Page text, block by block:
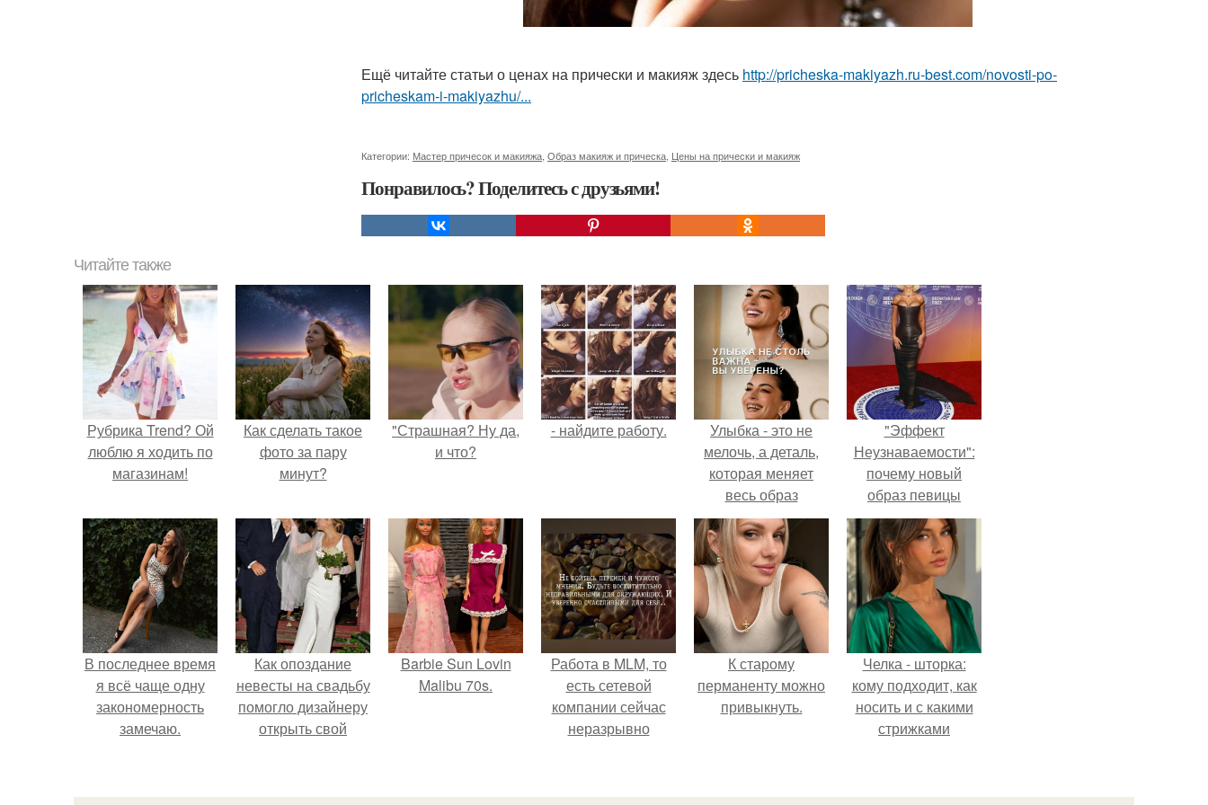
Ещё читайте статьи о ценах на прически и макияж здесь http://pricheska-makiyazh.ru-best.com/novosti-po-
pricheskam-i-makiyazhu/...
Категории: Мастер причесок и макияжа Образ макияж и прическа Цены на прически и макияж
Понравилось? Поделитесь с друзьями!
Читайте также
Рубрика Trend? Ой
люблю я ходить по
магазинам!
Как сделать такое
фото за пару
минут?
"Страшная? Ну да,
и что?
- найдите работу.
Улыбка - это не
мелочь, а деталь,
которая меняет
весь образ
человека.
"Эффект
Неузнаваемости":
почему новый
образ певицы
вызвал споры о
гранях
возможного?
В последнее время
я всё чаще одну
закономерность
замечаю.
Как опоздание
невесты на свадьбу
помогло дизайнеру
открыть свой
Barbie Sun Lovin
Malibu 70s.
Работа в MLM, то
есть сетевой
компании сейчас
неразрывно
своей страницы в
К старому
перманенту можно
привыкнуть.
Челка - шторка:
кому подходит, как
носить и с какими
стрижками